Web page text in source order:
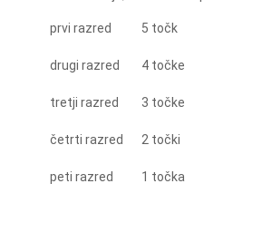
prvi razred 5 točk
drugi razred 4 točke
tretji razred 3 točke
četrti razred 2 točki
peti razred 1 točka